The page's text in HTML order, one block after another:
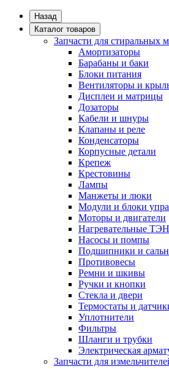
Назад
Каталог товаров
Запчасти для стиральных
Амортизаторы
Барабаны и баки
Блоки питания
Вентиляторы и
Дисплеи и матрицы
Дозаторы
Кабели и шнуры
Клапаны и реле
Конденсаторы
Корпусные детали
Крепеж
Крестовины
Лампы
Манжеты и люки
Модули и блоки
Моторы и двигатели
Нагревательные
Насосы и помпы
Подшипники и
Противовесы
Ремни и шкивы
Ручки и кнопки
Стекла и двери
Термостаты и
Уплотнители
Фильтры
Шланги и трубки
Электрическая
Запчасти для